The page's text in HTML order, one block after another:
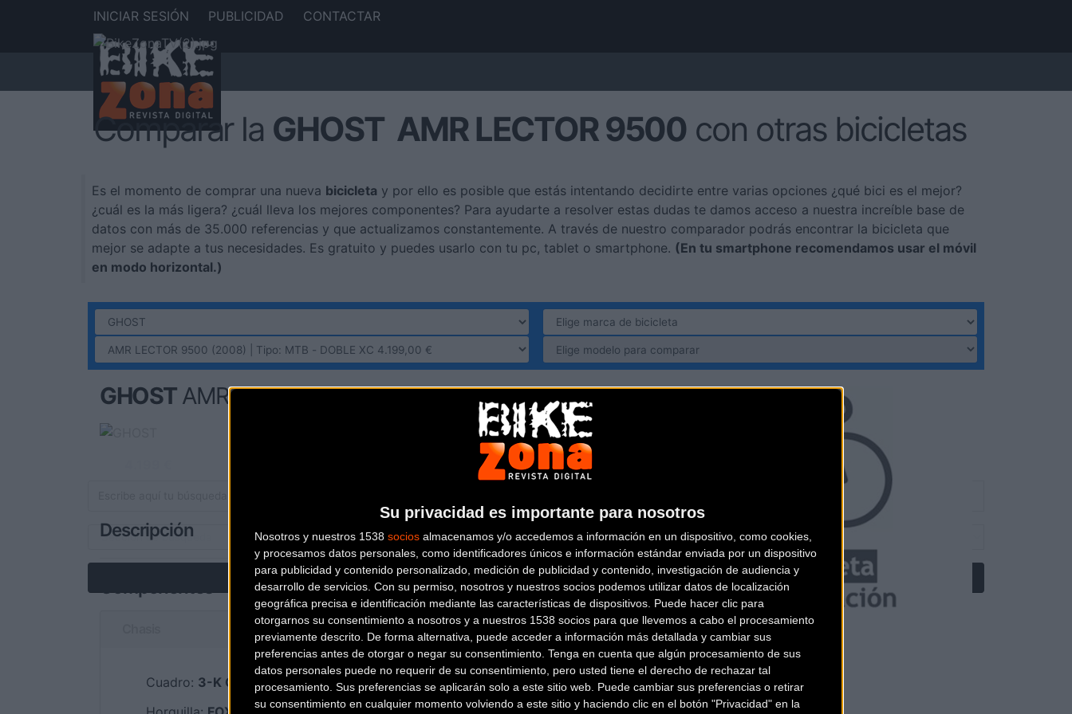
Su privacidad es importante para nosotros
Nosotros y nuestros 1538 socios almacenamos y/o accedemos a información en un dispositivo, como cookies,
y procesamos datos personales, como identificadores únicos e información estándar enviada por un dispositivo
para publicidad y contenido personalizado, medición de publicidad y contenido, investigación de audiencia y
desarrollo de servicios. Con su permiso, nosotros y nuestros socios podemos utilizar datos de localización
geográfica precisa e identificación mediante las características de dispositivos. Puede hacer clic para
otorgarnos su consentimiento a nosotros y a nuestros 1538 socios para que llevemos a cabo el procesamiento
previamente descrito. De forma alternativa, puede acceder a información más detallada y cambiar sus
preferencias antes de otorgar o negar su consentimiento. Tenga en cuenta que algún procesamiento de sus
datos personales puede no requerir de su consentimiento, pero usted tiene el derecho de rechazar tal
procesamiento. Sus preferencias se aplicarán solo a este sitio web. Puede cambiar sus preferencias o retirar
su consentimiento en cualquier momento volviendo a este sitio y haciendo clic en el botón "Privacidad" en la
INICIAR SESIÓN PUBLICIDAD CONTACTAR
Comparar la GHOST AMR LECTOR 9500 con otras bicicletas
Es el momento de comprar una nueva bicicleta y por ello es posible que estás intentando decidirte entre varias opciones ¿qué bici es el mejor?
¿cuál es la más ligera? ¿cuál lleva los mejores componentes? Para ayudarte a resolver estas dudas te damos acceso a nuestra increíble base de
datos con más de 35.000 referencias y que actualizamos constantemente. A través de nuestro comparador podrás encontrar la bicicleta que
mejor se adapte a tus necesidades. Es gratuito y puedes usarlo con tu pc, tablet o smartphone. (En tu smartphone recomendamos usar el móvil
en modo horizontal.)
GHOSTAMR LECTOR 9500
Descripción
Componentes
Cuadro: 3-K CARBON T2T